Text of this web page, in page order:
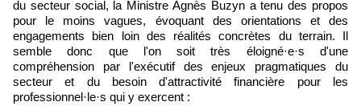
du secteur social, la Ministre Agnès Buzyn a tenu des propos
pour le moins vagues, évoquant des orientations et des
engagements bien loin des réalités concrètes du terrain. Il
semble donc que l'on soit très éloigné·e·s d'une
compréhension par l'exécutif des enjeux pragmatiques du
secteur et du besoin d'attractivité financière pour les
professionnel·le·s qui y exercent :